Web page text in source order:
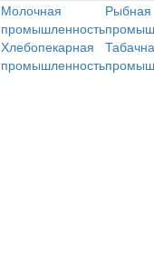
Молочная
промышленность
Рыбная
Хлебопекарная
промышленность